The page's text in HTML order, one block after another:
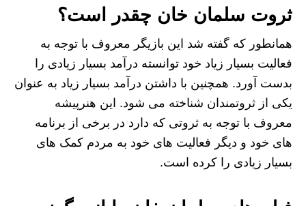
ثروت سلمان خان چقدر است؟
همانطور که گفته شد این بازیگر معروف با توجه به
فعالیت بسیار زیاد خود توانسته درآمد بسیار زیادی را
بدست آورد. همچنین با داشتن درآمد بسیار زیاد به عنوان
یکی از ثروتمندان شناخته می‌ شود. این هنرپیشه
معروف با توجه به ثروتی که دارد در برخی از برنامه‌
های خود و دیگر فعالیت‌ های خود به مردم کمک های
بسیار زیادی را کرده است.